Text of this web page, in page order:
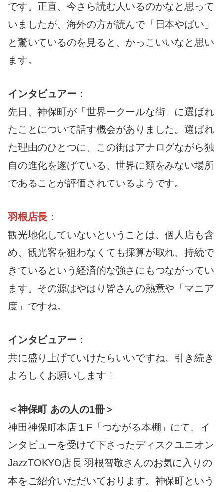
です。正直、今さら読む人いるのかなと思って
いましたが、海外の方が読んで「日本やばい」
と驚いているのを見ると、かっこいいなと思い
ます。
インタビュアー：
先日、神保町が「世界一クールな街」に選ばれ
たことについて話す機会がありました。選ばれ
た理由のひとつに、この街はアナログながら独
自の進化を遂げている、世界に類をみない場所
であることが評価されているようです。
羽根店長 ：
観光地化していないということは、個人店も含
め、観光客を狙わなくても採算が取れ、持続で
きているという経済的な強さにもつながってい
ます。その源はやはり皆さんの熱意や「マニア
度」ですね。
インタビュアー：
共に盛り上げていけたらいいですね。引き続き
よろしくお願いします！
＜神保町 あの人の1冊＞
神田神保町本店１F「つながる本棚」にて、イ
ンタビューを受けて下さったディスクユニオン
JazzTOKYO店長 羽根智敬さんのお気に入りの
本をご紹介いただいております。神保町という